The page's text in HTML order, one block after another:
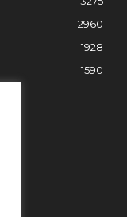
2960
1928
1590